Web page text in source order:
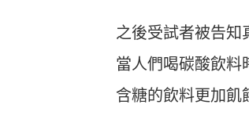
之後受試者被告知
當人們喝碳酸飲料
含糖的飲料更加飢